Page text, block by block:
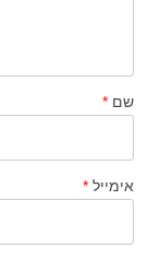
שם *
אימייל *